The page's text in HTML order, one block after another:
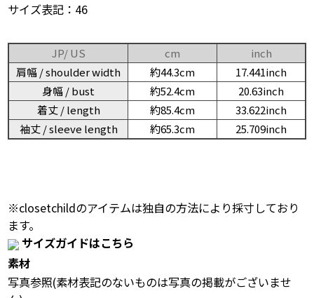
サイズ表記：46
JP/ US cm
inch
肩幅 / shoulder width
約44.3cm
17.441inch
身幅 / bust
約52.4cm
20.63inch
着丈 / length
約85.4cm
33.622inch
袖丈 / sleeve length
約65.3cm 25.709inch
※closetchildのアイテムは独自の方法により採寸しており
ます。
サイズガイドはこちら
素材
写真参照(素材表記のないものは写真の掲載がございませ